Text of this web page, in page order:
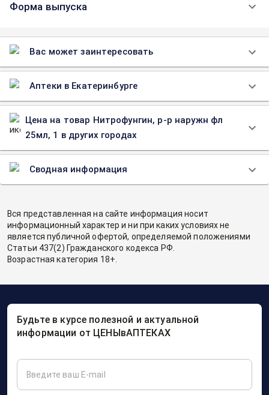
Форма выпуска
Вас может заинтересовать
Аптеки в Екатеринбурге
Цена на товар Нитрофунгин, р-р наружн фл
25мл, 1 в других городах
Сводная информация
Вся представленная на сайте информация носит
информационный характер и ни при каких условиях не
является публичной офертой, определяемой положениями
Статьи 437(2) Гражданского кодекса РФ.
Возрастная категория 18+.
Будьте в курсе полезной и актуальной
информации от ЦЕНЫвАПТЕКАХ